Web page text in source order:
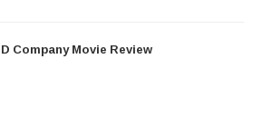
D Company Movie Review